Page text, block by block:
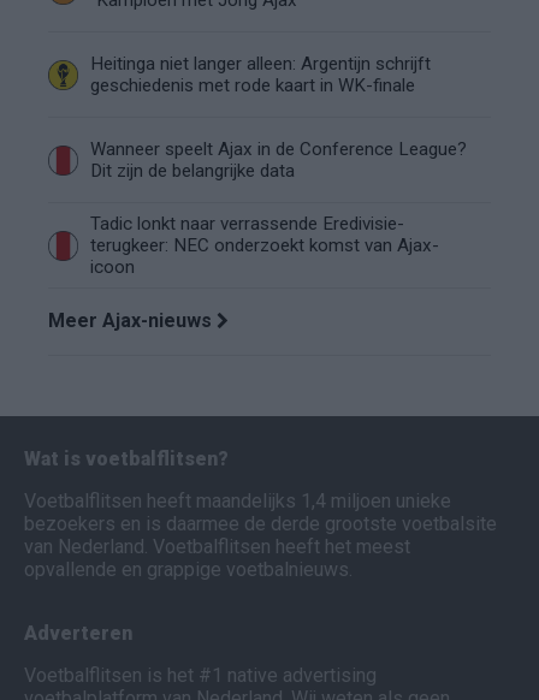
Heitinga niet langer alleen: Argentijn schrijft
geschiedenis met rode kaart in WK-finale
Wanneer speelt Ajax in de Conference League?
Dit zijn de belangrijke data
Tadic lonkt naar verrassende Eredivisie-
terugkeer: NEC onderzoekt komst van Ajax-
icoon
Meer Ajax-nieuws
Wat is voetbalflitsen?
Voetbalflitsen heeft maandelijks 1,4 miljoen unieke
bezoekers en is daarmee de derde grootste voetbalsite
van Nederland. Voetbalflitsen heeft het meest
opvallende en grappige voetbalnieuws.
Adverteren
Voetbalflitsen is het #1 native advertising